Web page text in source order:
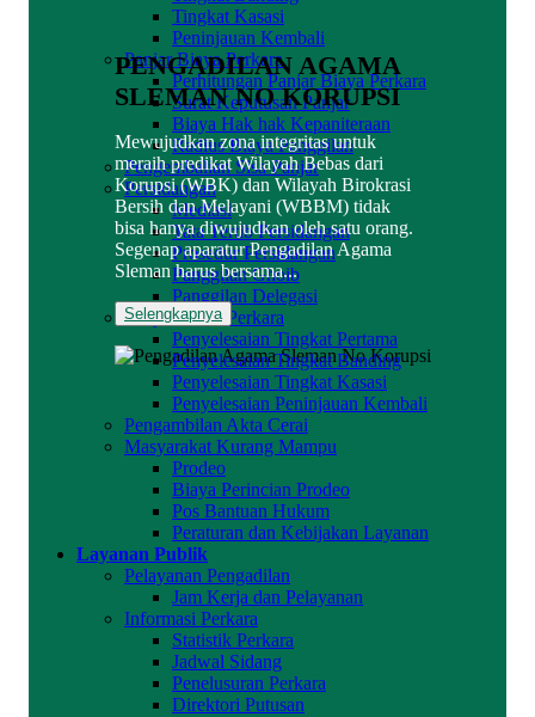
Tingkat Kasasi
Peninjauan Kembali
Panjar Biaya Perkara
Perhitungan Panjar Biaya Perkara
Surat Keputusan Panjar
Biaya Hak hak Kepaniteraan
Radius Biaya Panggilan
Pengembalian Sisa Panjar
Persidangan
Mediasi
Tata Tertib Persidangan
Prosedur Persidangan
Panggilan Ghoib
Panggilan Delegasi
Penyelesaian Perkara
Penyelesaian Tingkat Pertama
Penyelesaian Tingkat Banding
Penyelesaian Tingkat Kasasi
Penyelesaian Peninjauan Kembali
Pengambilan Akta Cerai
Masyarakat Kurang Mampu
Prodeo
Biaya Perincian Prodeo
Pos Bantuan Hukum
Peraturan dan Kebijakan Layanan
Layanan Publik
Pelayanan Pengadilan
Jam Kerja dan Pelayanan
Informasi Perkara
Statistik Perkara
Jadwal Sidang
Penelusuran Perkara
Direktori Putusan
PENGADILAN AGAMA
SLEMAN NO KORUPSI
Mewujudkan zona integritas untuk
meraih predikat Wilayah Bebas dari
Korupsi (WBK) dan Wilayah Birokrasi
Bersih dan Melayani (WBBM) tidak
bisa hanya diwujudkan oleh satu orang.
Segenap aparatur Pengadilan Agama
Sleman harus bersama...
Selengkapnya